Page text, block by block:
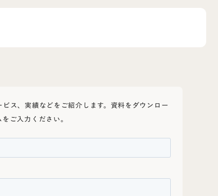
ス、実績などをご紹介します。資料をダウンロー
ご入力ください。